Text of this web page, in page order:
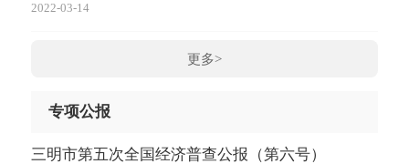
2022-03-14
更多>
专项公报
三明市第五次全国经济普查公报（第六号）